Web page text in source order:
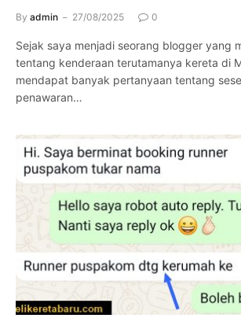
By admin 27/08/2025 0
Sejak saya menjadi seorang blogger yang
tentang kenderaan terutamanya kereta di
mendapat banyak pertanyaan tentang
penawaran…